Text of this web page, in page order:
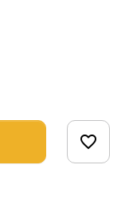
favorite_border